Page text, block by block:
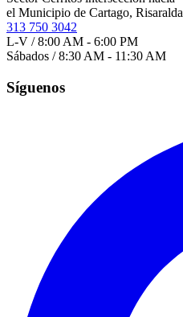
el Municipio de Cartago, Risaralda
313 750 3042
L-V / 8:00 AM - 6:00 PM
Sábados / 8:30 AM - 11:30 AM
Síguenos